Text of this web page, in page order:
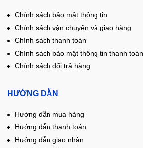
Chính sách bảo mật thông tin
Chính sách vận chuyển và giao hàng
Chính sách thanh toán
Chính sách bảo mật thông tin thanh toán
Chính sách đổi trả hàng
HƯỚNG DẪN
Hướng dẫn mua hàng
Hướng dẫn thanh toán
Hướng dẫn giao nhận